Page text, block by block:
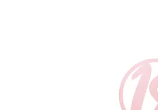
papierovy zapich do torty cislo